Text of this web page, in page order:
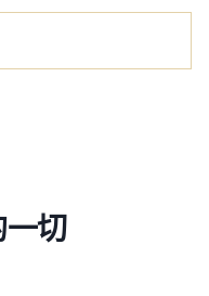
一切